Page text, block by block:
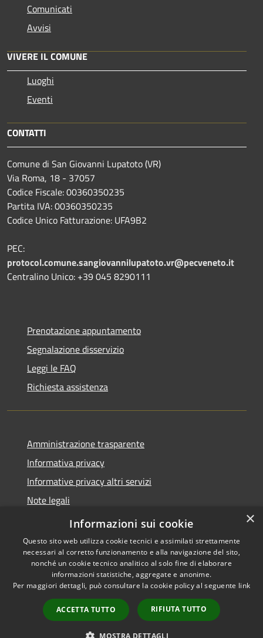
Comunicati
Avvisi
VIVERE IL COMUNE
Luoghi
Eventi
CONTATTI
Comune di San Giovanni Lupatoto (VR)
Via Roma, 18 - 37057
Codice Fiscale: 00360350235
Partita IVA: 00360350235
Codice Unico Fatturazione: UFA9B2
PEC:
protocol.comune.sangiovannilupatoto.vr@pecveneto.it
Centralino Unico: +39 045 8290111
Prenotazione appuntamento
Segnalazione disservizio
Leggi le FAQ
Richiesta assistenza
Amministrazione trasparente
Informativa privacy
Informative privacy altri servizi
Note legali
Dichiarazione di accessibilità
Accessibilità
Copyright © 2026 • Comune di
San Giovanni Lupatoto •
Powered byMunicipium
Accesso redazione
×
Informazioni sui cookie
Questo sito web utilizza cookie tecnici e assimilati strettamente
necessari al corretto funzionamento e alla navigazione del sito,
nonché un cookie tecnico analitico al solo fine di elaborare
informazioni statistiche, aggregate e anonime.
Per maggiori dettagli, può consultare la cookie policy al seguente link
ACCETTA TUTTO RIFIUTA TUTTO
MOSTRA DETTAGLI